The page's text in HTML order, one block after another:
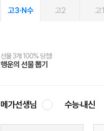
고3·N수 고2 고1
선물 3개 100% 당첨!
행운의 선물 뽑기
선물 100% 증정!
메가스터디 X 올리브
여름방학 스터디 캐시백
메가런 썸머스쿨
2027 러셀 단과
강사 공개선발
스마트러닝앱
설문 EVENT
메가패스
3일 무료 체험권
메가패스 수강생 무료혜택!
메가클럽 멤버십
사회공헌 캠페인
희망이룸 메가나눔
메가선생님 수능·내신